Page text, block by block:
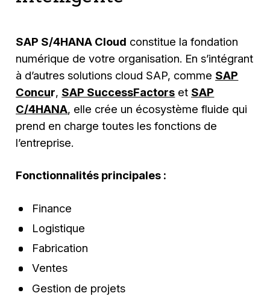
des processus et des utilisateurs à mesure
SAP S/4HANA Cloud constitue la fondation
numérique de votre organisation. En s’intégrant
à d’autres solutions cloud SAP, comme SAP
Concur, SAP SuccessFactors et SAP
C/4HANA, elle crée un écosystème fluide qui
prend en charge toutes les fonctions de
l’entreprise.
Fonctionnalités principales :
Finance
Logistique
Fabrication
Ventes
Gestion de projets